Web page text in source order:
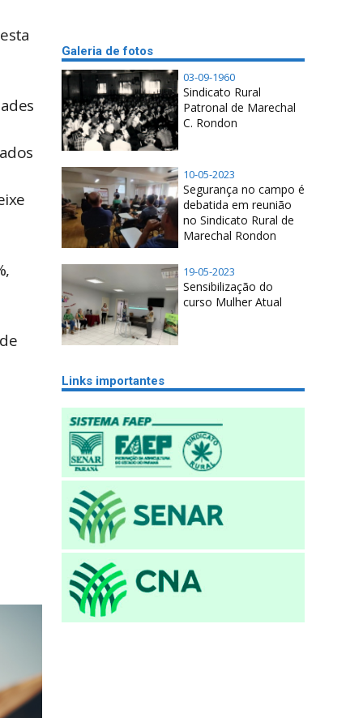
Galeria de fotos
03-09-1960
Sindicato Rural
Patronal de Marechal
C. Rondon
10-05-2023
Segurança no campo é
debatida em reunião
no Sindicato Rural de
Marechal Rondon
19-05-2023
Sensibilização do
curso Mulher Atual
Links importantes